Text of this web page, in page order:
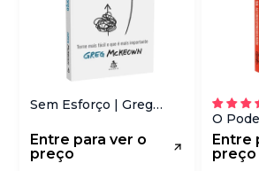
Sem Esforço | Greg
Entre para ver o
preço
O
| Ed
Entre
preço